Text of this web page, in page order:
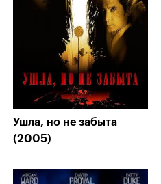
Ушла, но не забыта
(2005)